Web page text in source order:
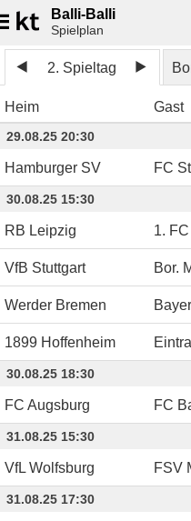
Balli-Balli
Spielplan
2. Spieltag
Heim Gast
29.08.25 20:30
Hamburger SV FC
30.08.25 15:30
RB Leipzig 1.
VfB Stuttgart Bor.
Werder Bremen
1899 Hoffenheim
30.08.25 18:30
FC Augsburg FC
31.08.25 15:30
VfL Wolfsburg FSV
31.08.25 17:30